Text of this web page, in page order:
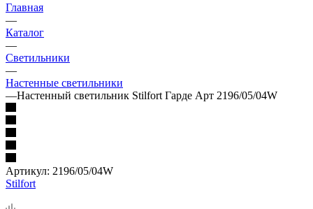
Главная
—
Каталог
—
Светильники
—
Настенные светильники
—Настенный светильник Stilfort Гарде Арт 2196/05/04W
Артикул: 2196/05/04W
Stilfort